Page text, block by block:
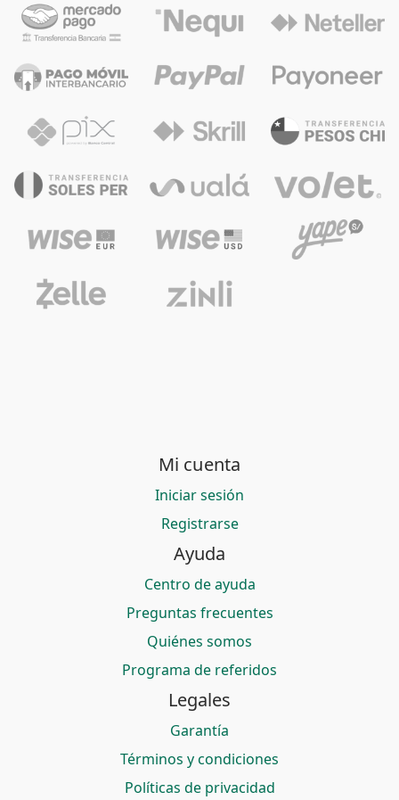
Mi cuenta
Iniciar sesión
Registrarse
Ayuda
Centro de ayuda
Preguntas frecuentes
Quiénes somos
Programa de referidos
Legales
Garantía
Términos y condiciones
Políticas de privacidad